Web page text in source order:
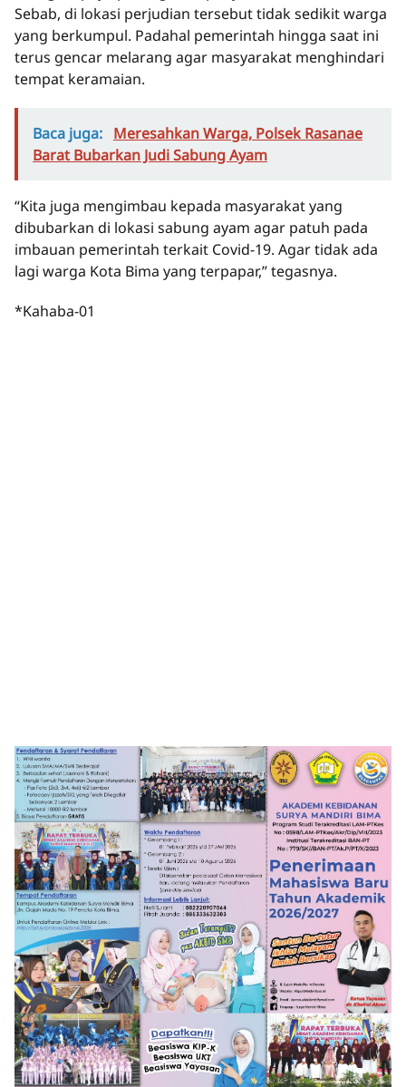
Sebab, di lokasi perjudian tersebut tidak sedikit warga
yang berkumpul. Padahal pemerintah hingga saat ini
terus gencar melarang agar masyarakat menghindari
tempat keramaian.
Baca juga: Meresahkan Warga, Polsek Rasanae
Barat Bubarkan Judi Sabung Ayam
“Kita juga mengimbau kepada masyarakat yang
dibubarkan di lokasi sabung ayam agar patuh pada
imbauan pemerintah terkait Covid-19. Agar tidak ada
lagi warga Kota Bima yang terpapar,” tegasnya.
*Kahaba-01